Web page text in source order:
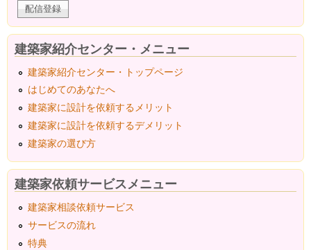
建築家紹介センター・メニュー
建築家紹介センター・トップページ
はじめてのあなたへ
建築家に設計を依頼するメリット
建築家に設計を依頼するデメリット
建築家の選び方
建築家依頼サービスメニュー
建築家相談依頼サービス
サービスの流れ
特典